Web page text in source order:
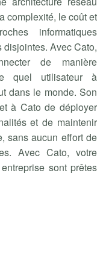
complexité, le coût et
informatiques
Avec Cato,
de manière
quel utilisateur à
dans le monde. Son
à Cato de déployer
et de maintenir
sans aucun effort de
Avec Cato, votre
sont prêtes